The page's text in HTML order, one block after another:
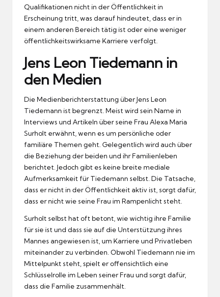
Qualifikationen nicht in der Öffentlichkeit in
Erscheinung tritt, was darauf hindeutet, dass er in
einem anderen Bereich tätig ist oder eine weniger
öffentlichkeitswirksame Karriere verfolgt.
Jens Leon Tiedemann in
den Medien
Die Medienberichterstattung über Jens Leon
Tiedemann ist begrenzt. Meist wird sein Name in
Interviews und Artikeln über seine Frau Alexa Maria
Surholt erwähnt, wenn es um persönliche oder
familiäre Themen geht. Gelegentlich wird auch über
die Beziehung der beiden und ihr Familienleben
berichtet. Jedoch gibt es keine breite mediale
Aufmerksamkeit für Tiedemann selbst. Die Tatsache,
dass er nicht in der Öffentlichkeit aktiv ist, sorgt dafür,
dass er nicht wie seine Frau im Rampenlicht steht.
Surholt selbst hat oft betont, wie wichtig ihre Familie
für sie ist und dass sie auf die Unterstützung ihres
Mannes angewiesen ist, um Karriere und Privatleben
miteinander zu verbinden. Obwohl Tiedemann nie im
Mittelpunkt steht, spielt er offensichtlich eine
Schlüsselrolle im Leben seiner Frau und sorgt dafür,
dass die Familie zusammenhält.